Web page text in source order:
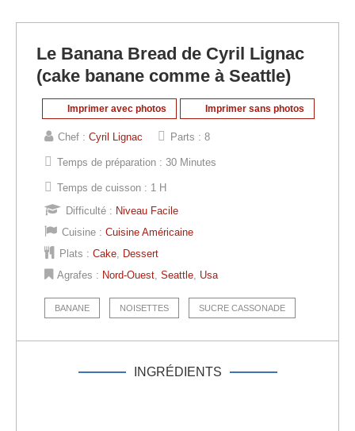
Le Banana Bread de Cyril Lignac
(cake banane comme à Seattle)
Imprimer avec photos Imprimer sans photos
Chef : Cyril Lignac Parts : 8
Temps de préparation : 30 Minutes
Temps de cuisson : 1 H
Difficulté : Niveau Facile
Cuisine : Cuisine Américaine
Plats : Cake, Dessert
Agrafes : Nord-Ouest, Seattle, Usa
BANANE NOISETTES SUCRE CASSONADE
INGRÉDIENTS